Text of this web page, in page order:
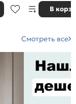
В
Смотреть все